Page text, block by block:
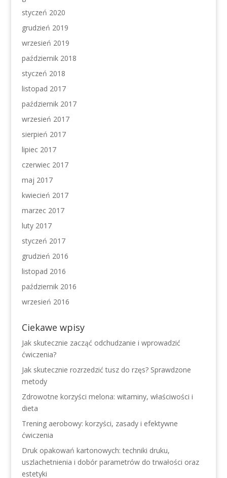
styczeń 2020
grudzień 2019
wrzesień 2019
październik 2018
styczeń 2018
listopad 2017
październik 2017
wrzesień 2017
sierpień 2017
lipiec 2017
czerwiec 2017
maj 2017
kwiecień 2017
marzec 2017
luty 2017
styczeń 2017
grudzień 2016
listopad 2016
październik 2016
wrzesień 2016
Ciekawe wpisy
Jak skutecznie zacząć odchudzanie i wprowadzić
ćwiczenia?
Jak skutecznie rozrzedzić tusz do rzęs? Sprawdzone
metody
Zdrowotne korzyści melona: witaminy, właściwości i
dieta
Trening aerobowy: korzyści, zasady i efektywne
ćwiczenia
Druk opakowań kartonowych: techniki druku,
uszlachetnienia i dobór parametrów do trwałości oraz
estetyki